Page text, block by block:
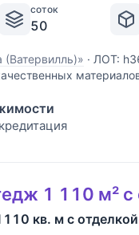
соток
50
· ЛОТ:
котельное
1 110 м² с
кв. м с